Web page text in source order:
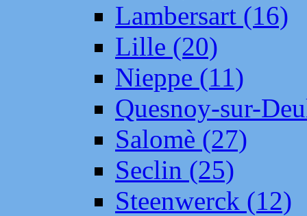
Lambersart (16)
Lille (20)
Nieppe (11)
Quesnoy-sur-
Salomè (27)
Seclin (25)
Steenwerck (12)